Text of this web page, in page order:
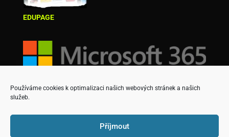
Používáme cookies k optimalizaci našich webových stránek a našich
služeb.
Příjmout
EDUPAGE